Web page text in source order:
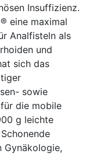
Insuffizienz.
eine maximal
Analfisteln als
und
sich das
sowie
die mobile
g leichte
Gynäkologie,